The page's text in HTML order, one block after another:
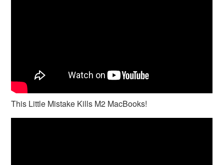
This Little Mistake Kills M2 MacBooks!